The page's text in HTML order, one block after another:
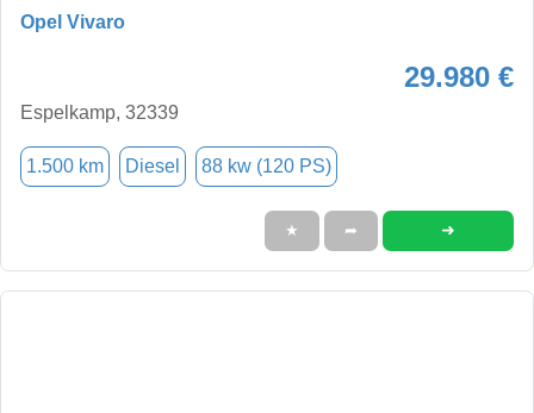
Opel Vivaro
29.980 €
Espelkamp, 32339
1.500 km Diesel 88 kw (120 PS)
★ ➦ ➜